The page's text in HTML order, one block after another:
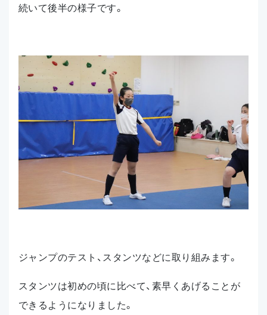
続いて後半の様子です。
ジャンプのテスト、スタンツなどに取り組みます。
スタンツは初めの頃に比べて、素早くあげることが
できるようになりました。